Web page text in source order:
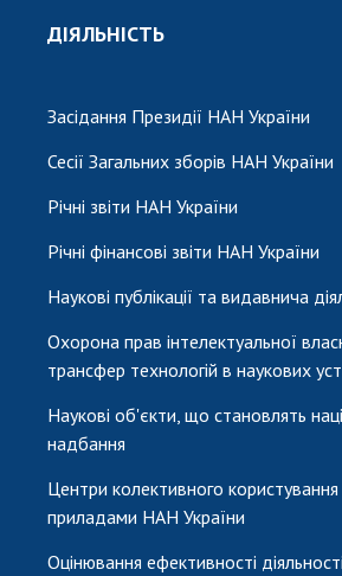
ДІЯЛЬНІСТЬ
Засідання Президії НАН України
Сесії Загальних зборів НАН України
Річні звіти НАН України
Річні фінансові звіти НАН України
Наукові публікації та видавнича
Охорона прав інтелектуальної
трансфер технологій в наукових
Наукові об'єкти, що становлять
надбання
Центри колективного
приладами НАН України
Оцінювання ефективності